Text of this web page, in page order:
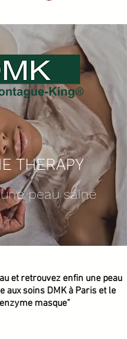
THERAPY
peau saine
et retrouvez enfin une peau
aux soins DMK à Paris et le
masque"